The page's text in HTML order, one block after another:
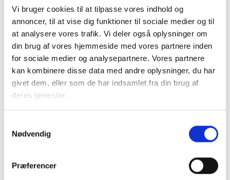
Vi bruger cookies til at tilpasse vores indhold og
annoncer, til at vise dig funktioner til sociale medier og til
at analysere vores trafik. Vi deler også oplysninger om
din brug af vores hjemmeside med vores partnere inden
for sociale medier og analysepartnere. Vores partnere
kan kombinere disse data med andre oplysninger, du har
givet dem, eller som de har indsamlet fra din brug af
deres tjenester.
Nødvendig
Præferencer
Bent Madsen
Adm. direktør
Tlf: 28 88 18 77
Mail: bma@bl.dk
Relateret indhold Viden